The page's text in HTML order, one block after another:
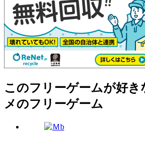
このフリーゲームが好き
メのフリーゲーム